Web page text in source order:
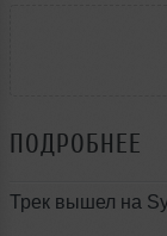
ПОДРОБНЕЕ
Трек вышел на